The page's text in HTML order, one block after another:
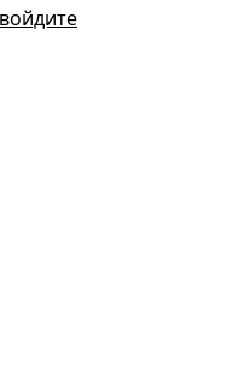
войдите